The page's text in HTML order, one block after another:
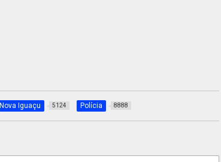
Nova Iguaçu 5124 Polícia 8888